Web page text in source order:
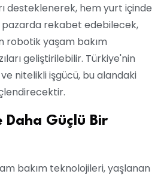
desteklenerek, hem yurt içinde
pazarda rekabet edebilecek,
robotik yaşam bakım
geliştirilebilir. Türkiye'nin
nitelikli işgücü, bu alandaki
Daha Güçlü Bir
bakım teknolojileri, yaşlanan